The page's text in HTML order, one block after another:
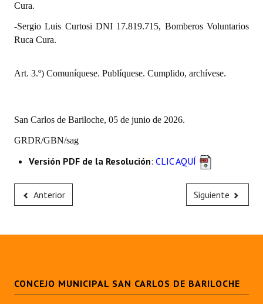
Cura.
-Sergio Luis Curtosi DNI 17.819.715, Bomberos Voluntarios
Ruca Cura.
Art. 3.º) Comuníquese. Publíquese. Cumplido, archívese.
San Carlos de Bariloche, 05 de junio de 2026.
GRDR/GBN/sag
Versión PDF de la Resolución: CLIC AQUÍ
Anterior Siguiente
CONCEJO MUNICIPAL SAN CARLOS DE BARILOCHE